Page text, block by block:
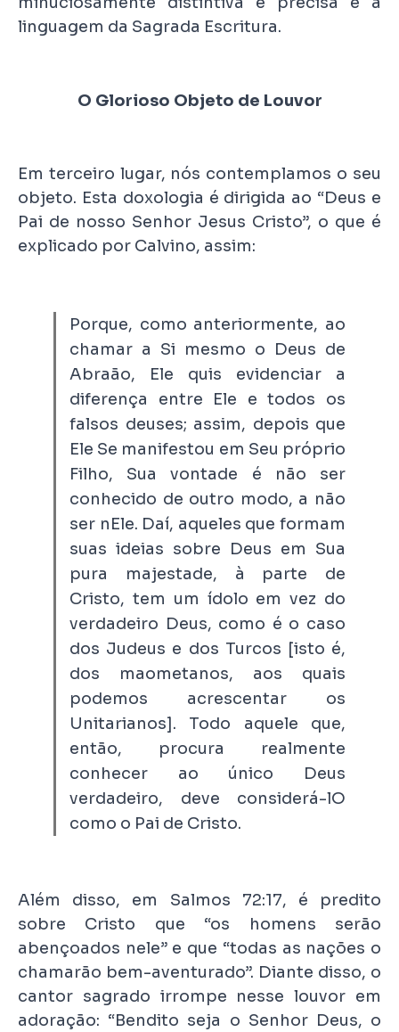
linguagem da Sagrada Escritura.
O Glorioso Objeto de Louvor
Em terceiro lugar, nós contemplamos o seu
objeto. Esta doxologia é dirigida ao “Deus e
Pai de nosso Senhor Jesus Cristo”, o que é
explicado por Calvino, assim:
Porque, como anteriormente, ao
chamar a Si mesmo o Deus de
Abraão, Ele quis evidenciar a
diferença entre Ele e todos os
falsos deuses; assim, depois que
Ele Se manifestou em Seu próprio
Filho, Sua vontade é não ser
conhecido de outro modo, a não
ser nEle. Daí, aqueles que formam
suas ideias sobre Deus em Sua
pura majestade, à parte de
Cristo, tem um ídolo em vez do
verdadeiro Deus, como é o caso
dos Judeus e dos Turcos [isto é,
dos maometanos, aos quais
podemos acrescentar os
Unitarianos]. Todo aquele que,
então, procura realmente
conhecer ao único Deus
verdadeiro, deve considerá-lO
como o Pai de Cristo.
Além disso, em Salmos 72:17, é predito
sobre Cristo que “os homens serão
abençoados nele” e que “todas as nações o
chamarão bem-aventurado”. Diante disso, o
cantor sagrado irrompe nesse louvor em
adoração: “Bendito seja o Senhor Deus, o